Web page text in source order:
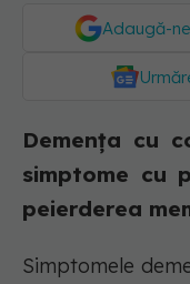
Adaugă-
Demența cu
simptome cu
peierderea
Simptomele